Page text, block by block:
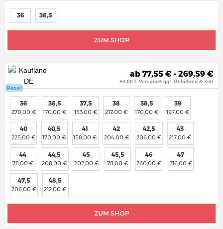
ZUM SHOP
36 36,5
Resell
ab 77,55 € - 269,59 €
+0,00 € Versand+ ggf. Gebühren & Zoll
ZUM SHOP
36
270,00 €
36,5
170,00 €
37,5
153,00 €
38
217,00 €
38,5
170,00 €
39
197,00 €
40
225,00 €
40,5
170,00 €
41
158,00 €
42
204,00 €
42,5
206,00 €
43
217,00 €
44
78,00 €
44,5
208,00 €
45
202,00 €
45,5
78,00 €
46
260,00 €
47
216,00 €
47,5
206,00 €
48,5
212,00 €